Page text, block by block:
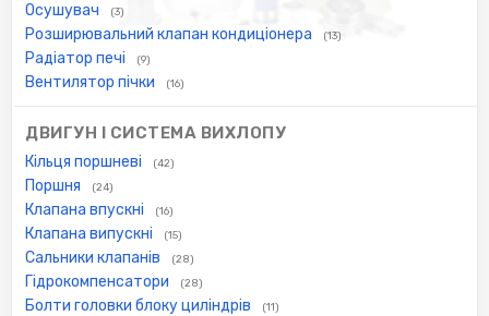
Осушувач (3)
Розширювальний клапан кондиціонера (13)
Радіатор печі (9)
Вентилятор пічки (16)
ДВИГУН І СИСТЕМА ВИХЛОПУ
Кільця поршневі (42)
Поршня (24)
Клапана впускні (16)
Клапана випускні (15)
Сальники клапанів (28)
Гідрокомпенсатори (28)
Болти головки блоку циліндрів (11)